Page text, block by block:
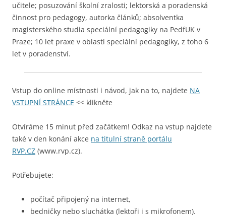
učitele; posuzování školní zralosti; lektorská a poradenská
činnost pro pedagogy, autorka článků; absolventka
magisterského studia speciální pedagogiky na PedfUK v
Praze; 10 let praxe v oblasti speciální pedagogiky, z toho 6
let v poradenství.
Vstup do online místnosti i návod, jak na to, najdete NA
VSTUPNÍ STRÁNCE << klikněte
Otvíráme 15 minut před začátkem! Odkaz na vstup najdete
také v den konání akce na titulní straně portálu
RVP.CZ (www.rvp.cz).
Potřebujete:
počítač připojený na internet,
bedničky nebo sluchátka (lektoři i s mikrofonem).